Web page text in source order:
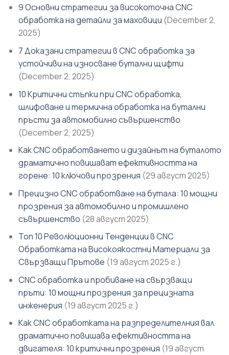
9 Основни стратегии за високоточна CNC
обработка на детайли за маховици (December 2,
2025)
7 Доказани стратегии в CNC обработка за
устойчиви на износване бутални щифти
(December 2, 2025)
10 Критични стъпки при CNC обработка,
шлифоване и термична обработка на бутални
пръсти за автомобилно съвършенство
(December 2, 2025)
Как CNC обработването и дизайнът на буталото
драматично повишават ефективността на
горене: 10 ключови прозрения (29 август 2025)
Прецизно CNC обработване на бутала: 10 мощни
прозрения за автомобилно и промишлено
съвършенство (28 август 2025)
Топ 10 Революционни Тенденции в CNC
Обработката на Високоякостни Материали за
Свързващи Прътове (19 август 2025 г.)
CNC обработка и пробиване на свързващи
пръти: 10 мощни прозрения за прецизната
инженерия (19 август 2025 г.)
Как CNC обработката на разпределителния вал
драматично повишава ефективността на
двигателя: 10 критични прозрения (19 август